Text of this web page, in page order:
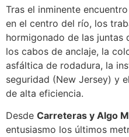
Tras el inminente
en el centro del río, los
hormigonado de las juntas
los cabos de anclaje, la
asfáltica de rodadura, la
seguridad (New Jersey) y
de alta eficiencia.
Desde Carreteras y Algo
entusiasmo los últimos